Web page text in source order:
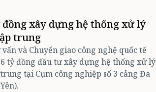
xây dựng hệ thống xử lý
trung
vấn và Chuyển giao công nghệ quốc tế
tỷ đồng đầu tư xây dựng hệ thống xử lý
tại Cụm công nghiệp số 3 cảng Đa